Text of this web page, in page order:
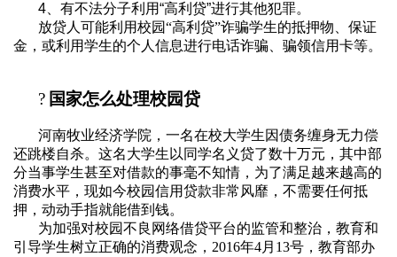
4、有不法分子利用“高利贷”进行其他犯罪。
放贷人可能利用校园“高利贷”诈骗学生的抵押物、保证
金，或利用学生的个人信息进行电话诈骗、骗领信用卡等。
? 国家怎么处理校园贷
河南牧业经济学院，一名在校大学生因债务缠身无力偿
还跳楼自杀。这名大学生以同学名义贷了数十万元，其中部
分当事学生甚至对借款的事毫不知情，为了满足越来越高的
消费水平，现如今校园信用贷款非常风靡，不需要任何抵
押，动动手指就能借到钱。
为加强对校园不良网络借贷平台的监管和整治，教育和
引导学生树立正确的消费观念， 2016年4月 13号，教育部办